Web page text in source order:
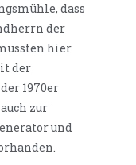
dass
der
hier
der
1970er
zur
und